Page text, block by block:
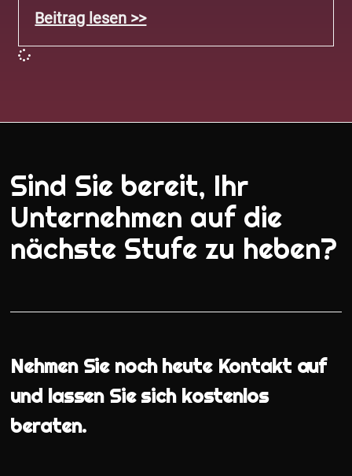
Beitrag lesen >>
Sind Sie bereit, Ihr
Unternehmen auf die
nächste Stufe zu heben?
Nehmen Sie noch heute Kontakt auf
und lassen Sie sich kostenlos
beraten.